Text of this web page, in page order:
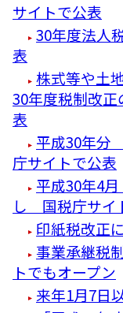
サイトで公表
30年度法人
表
株式等や土
30年度税制改
表
平成30年
庁サイトで公表
平成30年4
し 国税庁サイ
印紙税改正
事業承継税
トでもオープン
来年1月7日